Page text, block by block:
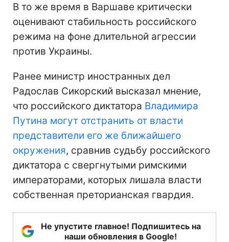
В то же время в Варшаве критически
оценивают стабильность российского
режима на фоне длительной агрессии
против Украины.
Ранее министр иностранных дел
Радослав Сикорский высказал мнение,
что российского диктатора Владимира
Путина могут отстранить от власти
представители его же ближайшего
окружения, сравнив судьбу российского
диктатора с свергнутыми римскими
императорами, которых лишала власти
собственная преторианская гвардия.
Не упустите главное! Подпишитесь на
наши обновления в Google!